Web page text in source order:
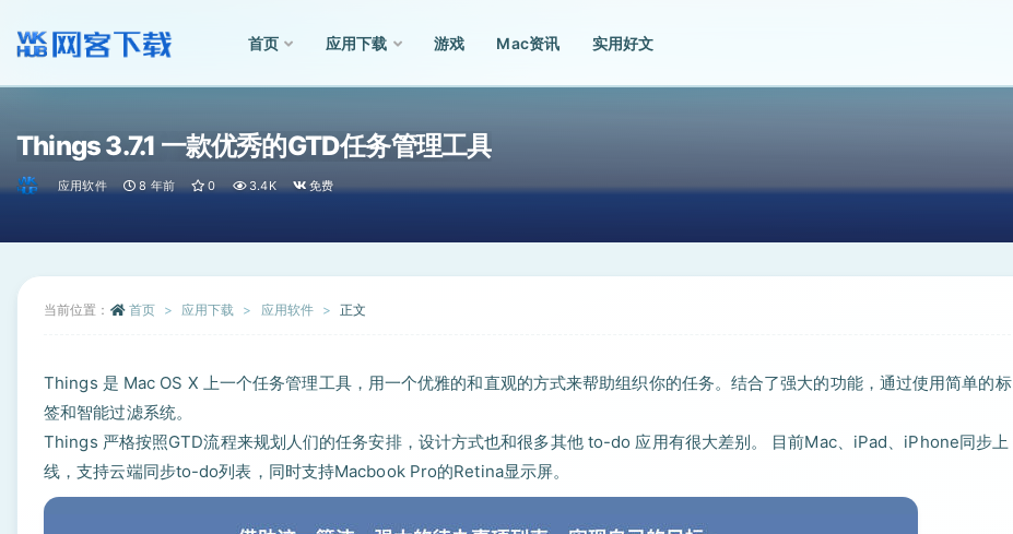
首页 应用下载 游戏 Mac资讯 实用好文
Things 3.7.1 一款优秀的GTD任务管理工具
应用软件 8 年前 0 3.4K 免费
当前位置： 首页 应用下载 应用软件 正文
Things 是 Mac OS X 上一个任务管理工具，用一个优雅的和直观的方式来帮助组织你的任务。结合了强大的功能，通过使用简单的标
签和智能过滤系统。
Things 严格按照GTD流程来规划人们的任务安排，设计方式也和很多其他 to-do 应用有很大差别。 目前Mac、iPad、iPhone同步上
线，支持云端同步to-do列表，同时支持Macbook Pro的Retina显示屏。